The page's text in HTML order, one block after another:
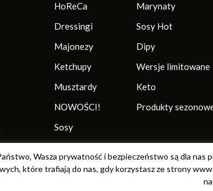
HoReCa
Dressingi
Majonezy
Ketchupy
Musztardy
NOWOŚCI!
Sosy
Marynaty
Sosy Hot
Dipy
Wersje limitowane
Keto
Produkty
Wasza prywatność i bezpieczeństwo są dla
które trafiają do nas, gdy korzystasz ze strony